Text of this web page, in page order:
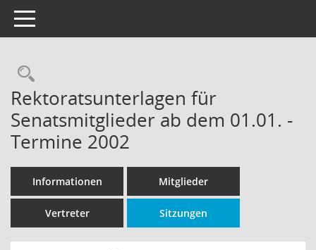
Toggle navigation
Rechercheauswahl
Rektoratsunterlagen für
Senatsmitglieder ab dem 01.01. -
Termine 2002
Informationen Mitglieder
Vertreter Sitzungen